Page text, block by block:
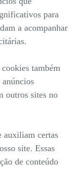
para
a acompanhar
também
anúncios
outros sites no
auxiliam certas
site. Essas
de conteúdo